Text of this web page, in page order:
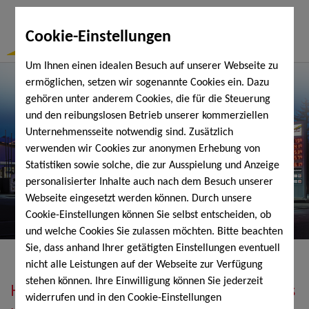
Cookie-Einstellungen
Um Ihnen einen idealen Besuch auf unserer Webseite zu
ermöglichen, setzen wir sogenannte Cookies ein. Dazu
gehören unter anderem Cookies, die für die Steuerung
und den reibungslosen Betrieb unserer kommerziellen
Unternehmensseite notwendig sind. Zusätzlich
verwenden wir Cookies zur anonymen Erhebung von
Statistiken sowie solche, die zur Ausspielung und Anzeige
personalisierter Inhalte auch nach dem Besuch unserer
Webseite eingesetzt werden können. Durch unsere
Cookie-Einstellungen können Sie selbst entscheiden, ob
und welche Cookies Sie zulassen möchten. Bitte beachten
Sie, dass anhand Ihrer getätigten Einstellungen eventuell
nicht alle Leistungen auf der Webseite zur Verfügung
stehen können. Ihre Einwilligung können Sie jederzeit
widerrufen und in den Cookie-Einstellungen
Heizöl, Diesel, Schmierstoffe, Holzpellets